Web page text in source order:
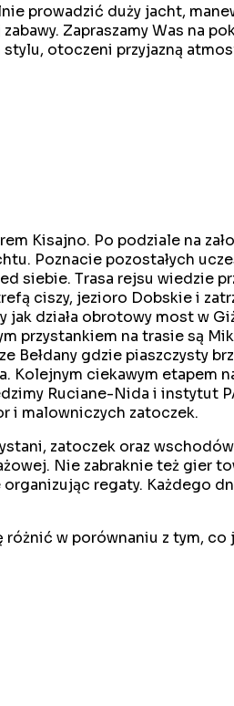
prowadzić duży jacht,
Zapraszamy Was na
otoczeni przyjazną
Kisajno. Po podziale na
Poznacie pozostałych
siebie. Trasa rejsu wiedzie
ciszy, jezioro Dobskie i
działa obrotowy most w
przystankiem na trasie są
Bełdany gdzie piaszczysty
Kolejnym ciekawym etapem
Ruciane-Nida i instytut
i malowniczych zatoczek.
zatoczek oraz
Nie zabraknie też gier
organizując regaty.
w porównaniu z tym,